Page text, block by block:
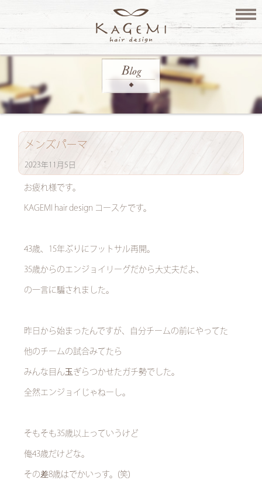
メンズパーマ
2023年11月5日
お疲れ様です。
KAGEMI hair design コースケです。
43歳、15年ぶりにフットサル再開。
35歳からのエンジョイリーグだから大丈夫だよ、
の一言に騙されました。
昨日から始まったんですが、自分チームの前にやってた
他のチームの試合みてたら
みんな目ん玉ぎらつかせたガチ勢でした。
全然エンジョイじゃねーし。
そもそも35歳以上っていうけど
俺43歳だけどな。
その差8歳はでかいっす。(笑)